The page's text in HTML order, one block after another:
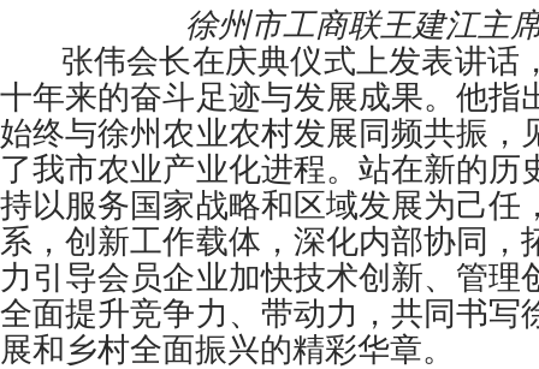
徐州市工商联王建江主席
张伟会长在庆典仪式上发表讲话
十年来的奋斗足迹与发展成果。他指
始终与徐州农业农村发展同频共振，
了我市农业产业化进程。站在新的历
持以服务国家战略和区域发展为己任
系，创新工作载体，深化内部协同，
力引导会员企业加快技术创新、管理
全面提升竞争力、带动力，共同书写
展和乡村全面振兴的精彩华章。